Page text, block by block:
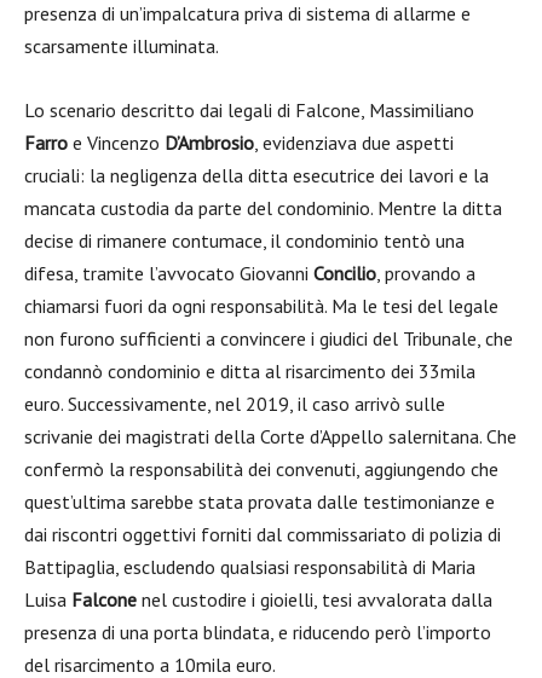
presenza di un’impalcatura priva di sistema di allarme e
scarsamente illuminata.
Lo scenario descritto dai legali di Falcone, Massimiliano
Farro e Vincenzo D’Ambrosio, evidenziava due aspetti
cruciali: la negligenza della ditta esecutrice dei lavori e la
mancata custodia da parte del condominio. Mentre la ditta
decise di rimanere contumace, il condominio tentò una
difesa, tramite l’avvocato Giovanni Concilio, provando a
chiamarsi fuori da ogni responsabilità. Ma le tesi del legale
non furono sufficienti a convincere i giudici del Tribunale, che
condannò condominio e ditta al risarcimento dei 33mila
euro. Successivamente, nel 2019, il caso arrivò sulle
scrivanie dei magistrati della Corte d’Appello salernitana. Che
confermò la responsabilità dei convenuti, aggiungendo che
quest’ultima sarebbe stata provata dalle testimonianze e
dai riscontri oggettivi forniti dal commissariato di polizia di
Battipaglia, escludendo qualsiasi responsabilità di Maria
Luisa Falcone nel custodire i gioielli, tesi avvalorata dalla
presenza di una porta blindata, e riducendo però l’importo
del risarcimento a 10mila euro.